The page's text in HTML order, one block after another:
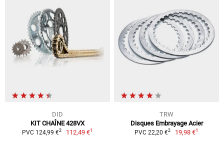
DID
KIT CHAÎNE 428VX
PVC 124,99 €2 112,49 €1
TRW
Disques Embrayage Acier
PVC 22,20 €2 19,98 €1